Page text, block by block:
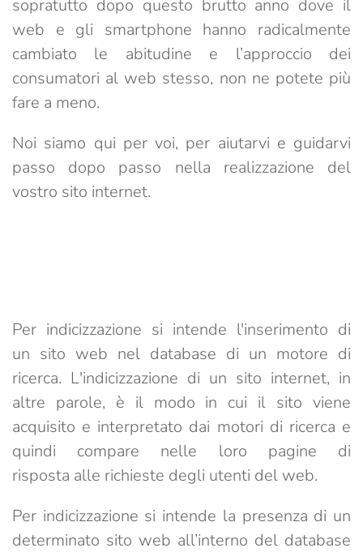
sopratutto dopo questo brutto anno dove il
web e gli smartphone hanno radicalmente
cambiato le abitudine e l’approccio dei
consumatori al web stesso, non ne potete più
fare a meno.
Noi siamo qui per voi, per aiutarvi e guidarvi
passo dopo passo nella realizzazione del
vostro sito internet.
Per indicizzazione si intende l'inserimento di
un sito web nel database di un motore di
ricerca. L'indicizzazione di un sito internet, in
altre parole, è il modo in cui il sito viene
acquisito e interpretato dai motori di ricerca e
quindi compare nelle loro pagine di
risposta alle richieste degli utenti del web.
Per indicizzazione si intende la presenza di un
determinato sito web all’interno del database